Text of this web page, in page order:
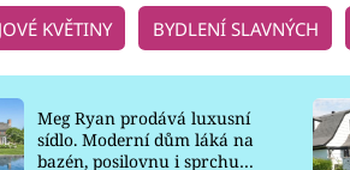
KVĚTINY BYDLENÍ SLAVNÝCH
Meg Ryan prodává luxusní
sídlo. Moderní dům láká na
bazén, posilovnu i sprchu